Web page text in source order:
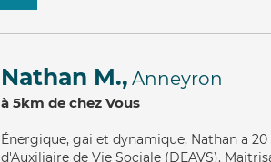
Nathan M., Anneyron
à 5km de chez Vous
Énergique, gai et dynamique, Nathan a
d'Auxiliaire de Vie Sociale (DEAVS).